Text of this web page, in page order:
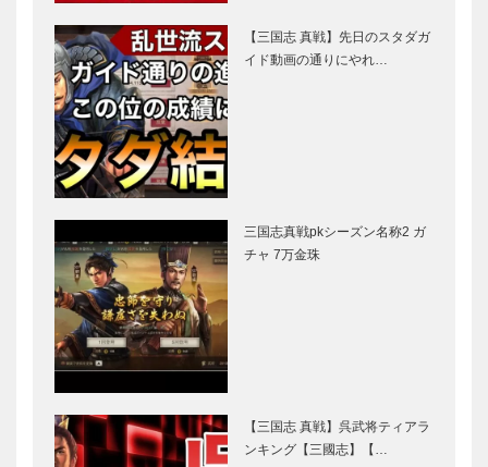
【三国志 真戦】先日のスタダガ
イド動画の通りにやれ…
三国志真戦pkシーズン名称2 ガ
チャ 7万金珠
【三国志 真戦】呉武将ティアラ
ンキング【三國志】【…